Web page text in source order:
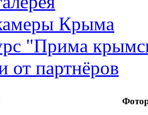
Крыма
"Прима
от партнёров